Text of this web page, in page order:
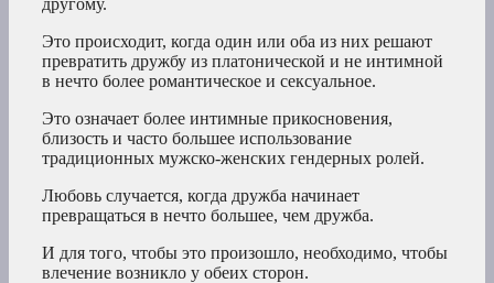
Это происходит, когда один или оба из них решают
превратить дружбу из платонической и не интимной
в нечто более романтическое и сексуальное.
Это означает более интимные прикосновения,
близость и часто большее использование
традиционных мужско-женских гендерных ролей.
Любовь случается, когда дружба начинает
превращаться в нечто большее, чем дружба.
И для того, чтобы это произошло, необходимо, чтобы
влечение возникло у обеих сторон.